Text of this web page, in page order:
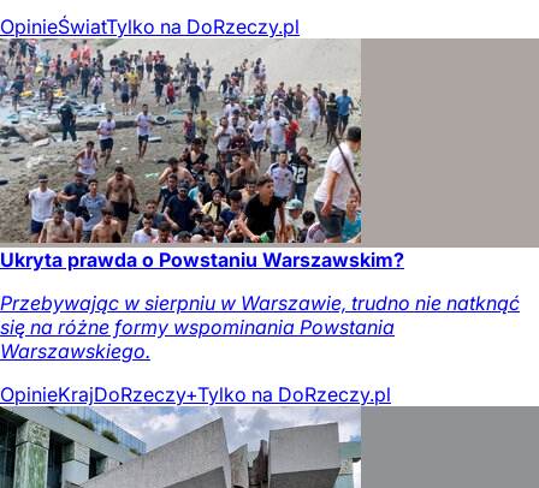
OpinieŚwiatTylko na DoRzeczy.pl
Ukryta prawda o Powstaniu Warszawskim?
Przebywając w sierpniu w Warszawie, trudno nie natknąć
się na różne formy wspominania Powstania
Warszawskiego.
OpinieKrajDoRzeczy+Tylko na DoRzeczy.pl